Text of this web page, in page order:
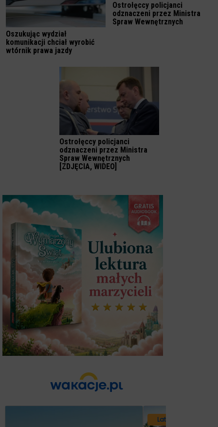
Oszukując wydział
komunikacji chciał wyrobić
wtórnik prawa jazdy
Ostrołęccy policjanci
odznaczeni przez Ministra
Spraw Wewnętrznych
Ostrołęccy policjanci
odznaczeni przez Ministra
Spraw Wewnętrznych
[ZDJĘCIA, WIDEO]
Lato 2026